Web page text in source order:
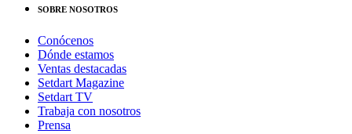
SOBRE NOSOTROS
Conócenos
Dónde estamos
Ventas destacadas
Setdart Magazine
Setdart TV
Trabaja con nosotros
Prensa